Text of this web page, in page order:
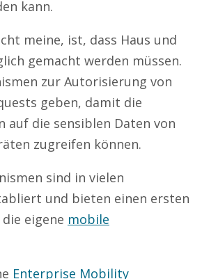
kann.
meine, ist, dass Haus und
gemacht werden müssen.
zur Autorisierung von
geben, damit die
auf die sensiblen Daten von
zugreifen können.
sind in vielen
und bieten einen ersten
eigene mobile
Enterprise Mobility